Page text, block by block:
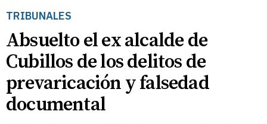
TRIBUNALES
Absuelto el ex alcalde de
Cubillos de los delitos de
prevaricación y falsedad
documental